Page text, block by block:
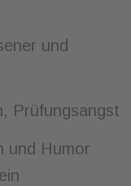
und
Prüfungsangst
und Humor